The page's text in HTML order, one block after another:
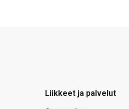
Liikkeet ja palvelut